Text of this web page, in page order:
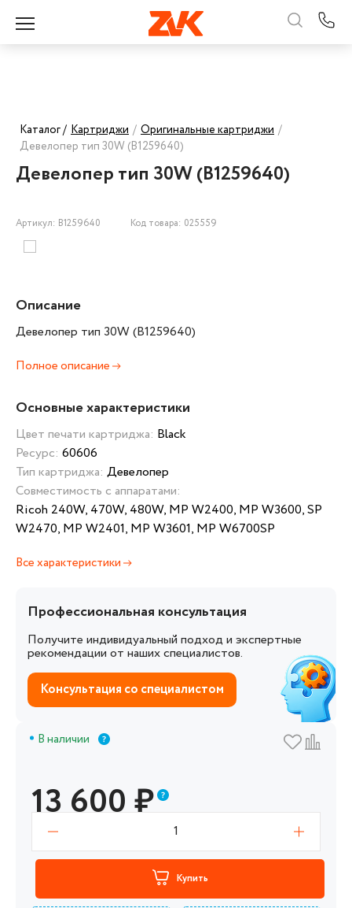
Каталог / Картриджи / Оригинальные картриджи /
Девелопер тип 30W (B1259640)
Девелопер тип 30W (B1259640)
Артикул: B1259640 Код товара: 025559
Описание
Девелопер тип 30W (B1259640)
Полное описание
Основные характеристики
Цвет печати картриджа: Black
Ресурс: 60606
Тип картриджа: Девелопер
Совместимость с аппаратами:
Ricoh 240W, 470W, 480W, MP W2400, MP W3600, SP
W2470, MP W2401, MP W3601, MP W6700SP
Все характеристики
Профессиональная консультация
Получите индивидуальный подход и экспертные
рекомендации от наших специалистов.
Консультация со специалистом
В наличии
13 600₽
1
Купить